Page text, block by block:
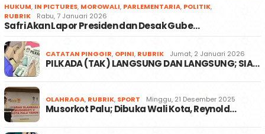
HUKUM, IN PICTURES, MOROWALI, PARLEMENTARIA, POLITIK,
RUBRIK
Rabu, 7 Januari 2026
Safri Akan Lapor Presiden dan Desak Gube…
CATATAN PINGGIR, OPINI, RUBRIK Jumat, 2 Januari 2026
PILKADA (TAK) LANGSUNG DAN LANGSUNG; SIA…
OLAHRAGA, RUBRIK, SPORT Minggu, 21 Desember 2025
Musorkot Palu; Dibuka Wali Kota, Reynold…